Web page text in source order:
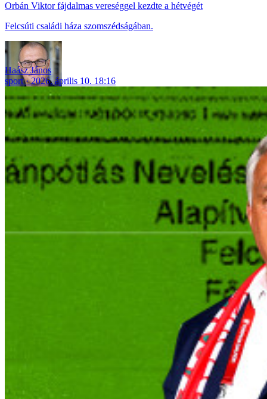
Orbán Viktor fájdalmas vereséggel kezdte a hétvégét
Felcsúti családi háza szomszédságában.
Haász János
sport
2026. április 10. 18:16